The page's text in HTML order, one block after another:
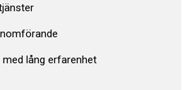
lång erfarenhet